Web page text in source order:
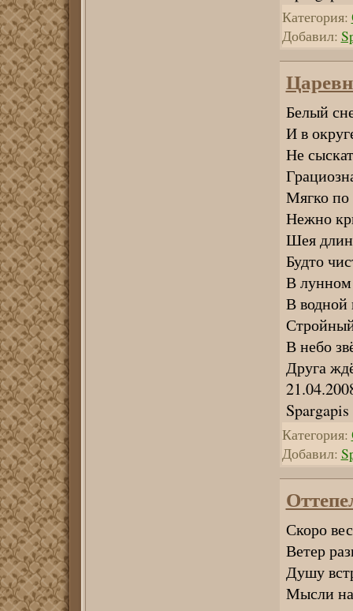
Категория:
Добавил:
Белый
И в
Не
Мягко по
Нежно
Шея
Будто
В лунном
В водной
В небо
Друга
Spargapis
Категория:
Добавил:
Скоро
Ветер
Душу
Мысли